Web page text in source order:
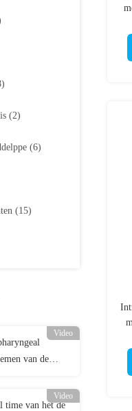
(2)
(6)
(15)
Video
van de
Video
time van het de